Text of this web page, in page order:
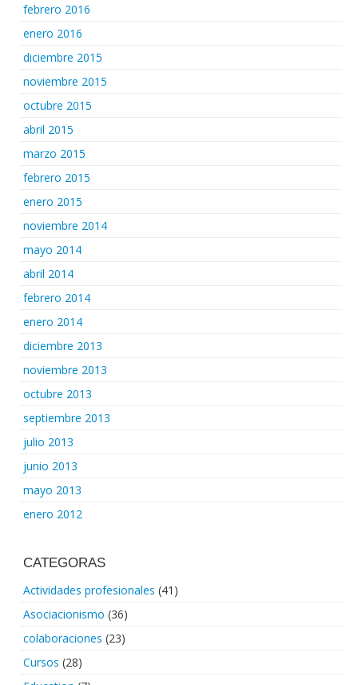
febrero 2016
enero 2016
diciembre 2015
noviembre 2015
octubre 2015
abril 2015
marzo 2015
febrero 2015
enero 2015
noviembre 2014
mayo 2014
abril 2014
febrero 2014
enero 2014
diciembre 2013
noviembre 2013
octubre 2013
septiembre 2013
julio 2013
junio 2013
mayo 2013
enero 2012
CATEGORAS
Actividades profesionales (41)
Asociacionismo (36)
colaboraciones (23)
Cursos (28)